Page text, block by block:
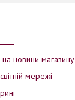
на новини магазину
мережі